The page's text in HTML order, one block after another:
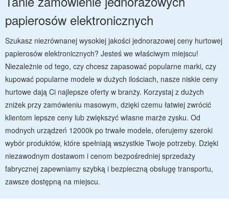
papierosów elektronicznych
Szukasz niezrównanej wysokiej jakości jednorazowej ceny hurtowej
papierosów elektronicznych? Jesteś we właściwym miejscu!
Niezależnie od tego, czy chcesz zapasować popularne marki, czy
kupować popularne modele w dużych ilościach, nasze niskie ceny
hurtowe dają Ci najlepsze oferty w branży. Korzystaj z dużych
zniżek przy zamówieniu masowym, dzięki czemu łatwiej zwrócić
klientom lepsze ceny lub zwiększyć własne marże zysku. Od
modnych urządzeń 12000k po trwałe modele, oferujemy szeroki
wybór produktów, które spełniają wszystkie Twoje potrzeby. Dzięki
niezawodnym dostawom i cenom bezpośredniej sprzedaży
fabrycznej zapewniamy szybką i bezpieczną obsługę transportu,
zawsze dostępną na miejscu.